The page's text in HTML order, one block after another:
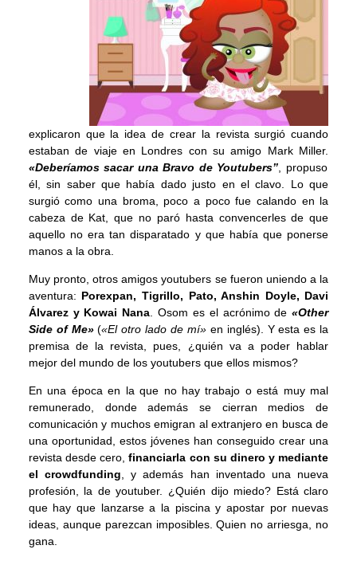
explicaron que la idea de crear la revista surgió cuando
estaban de viaje en Londres con su amigo Mark Miller.
«Deberíamos sacar una Bravo de Youtubers” , propuso
él, sin saber que había dado justo en el clavo. Lo que
surgió como una broma, poco a poco fue calando en la
cabeza de Kat, que no paró hasta convencerles de que
aquello no era tan disparatado y que había que ponerse
manos a la obra.
Muy pronto, otros amigos youtubers se fueron uniendo a la
aventura: Porexpan, Tigrillo, Pato, Anshin Doyle, Davi
Álvarez y Kowai Nana . Osom es el acrónimo de «Other
Side of Me»(«El otro lado de mí»en inglés). Y esta es la
premisa de la revista, pues, ¿quién va a poder hablar
mejor del mundo de los youtubers que ellos mismos?
En una época en la que no hay trabajo o está muy mal
remunerado, donde además se cierran medios de
comunicación y muchos emigran al extranjero en busca de
una oportunidad, estos jóvenes han conseguido crear una
revista desde cero,financiarla con su dinero y mediante
el crowdfunding, y además han inventado una nueva
profesión, la de youtuber. ¿Quién dijo miedo? Está claro
que hay que lanzarse a la piscina y apostar por nuevas
ideas, aunque parezcan imposibles. Quien no arriesga, no
gana.